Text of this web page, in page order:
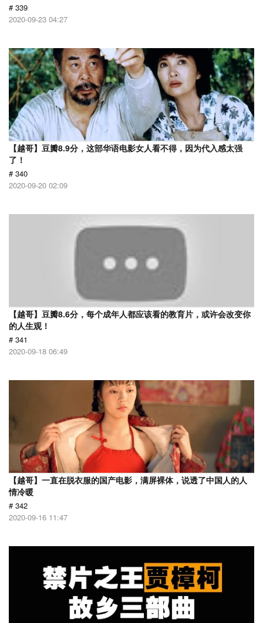
# 339
2020-09-23 04:27
【越哥】豆瓣8.9分，这部华语电影女人看不得，因为代入感太强
了！
# 340
2020-09-20 02:09
【越哥】豆瓣8.6分，每个成年人都应该看的教育片，或许会改变你
的人生观！
# 341
2020-09-18 06:49
【越哥】一直在脱衣服的国产电影，满屏裸体，说透了中国人的人
情冷暖
# 342
2020-09-16 11:47